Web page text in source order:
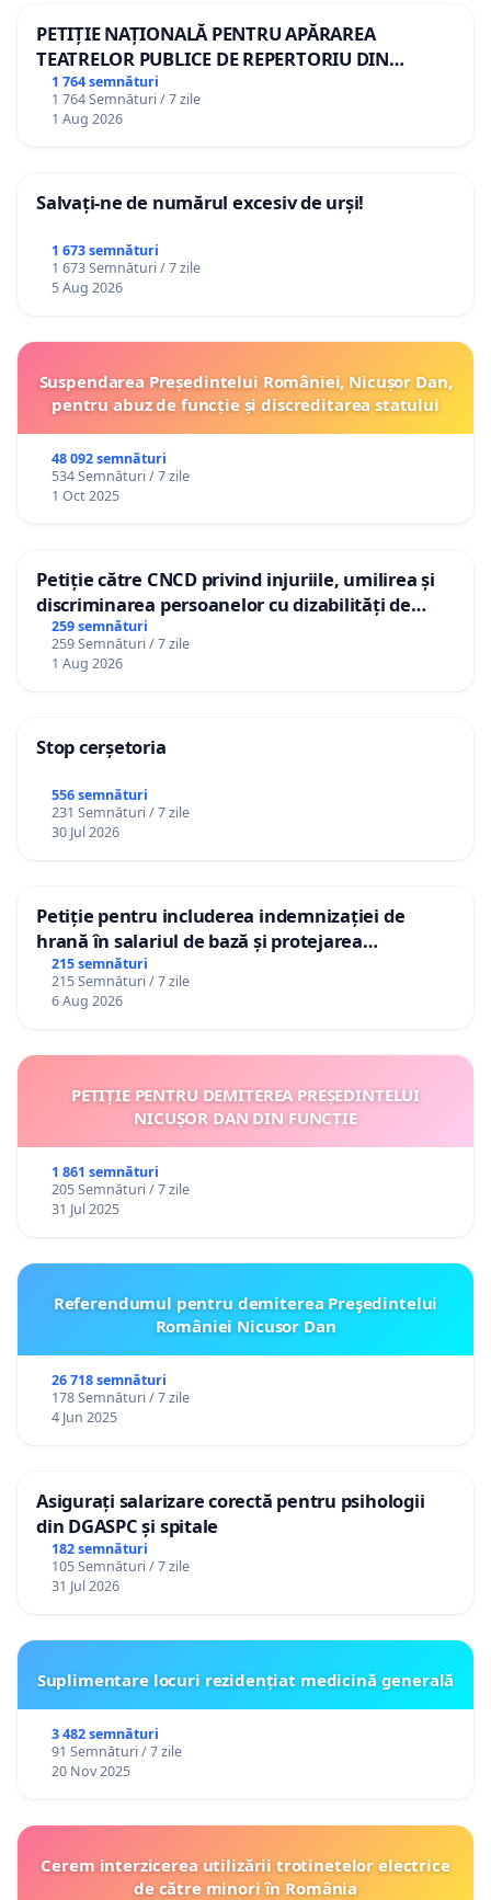
PETIȚIE NAȚIONALĂ PENTRU APĂRAREA
TEATRELOR PUBLICE DE REPERTORIU DIN
ROMÂNIA
1 764 semnături
1 764 Semnături / 7 zile
1 Aug 2026
Salvați-ne de numărul excesiv de urși!
1 673 semnături
1 673 Semnături / 7 zile
5 Aug 2026
Suspendarea Președintelui României, Nicușor Dan,
pentru abuz de funcție și discreditarea statului
48 092 semnături
534 Semnături / 7 zile
1 Oct 2025
Petiție către CNCD privind injuriile, umilirea și
discriminarea persoanelor cu dizabilități de
către utilizatorul TikTok „Gorici”
259 semnături
259 Semnături / 7 zile
1 Aug 2026
Stop cerșetoria
556 semnături
231 Semnături / 7 zile
30 Jul 2026
Petiție pentru includerea indemnizației de
hrană în salariul de bază și protejarea
gradațiilor de vechime pentru asistenții
personali
215 semnături
215 Semnături / 7 zile
6 Aug 2026
PETIȚIE PENTRU DEMITEREA PREȘEDINTELUI
NICUȘOR DAN DIN FUNCȚIE
1 861 semnături
205 Semnături / 7 zile
31 Jul 2025
Referendumul pentru demiterea Preşedintelui
României Nicusor Dan
26 718 semnături
178 Semnături / 7 zile
4 Jun 2025
Asigurați salarizare corectă pentru psihologii
din DGASPC și spitale
182 semnături
105 Semnături / 7 zile
31 Jul 2026
Suplimentare locuri rezidențiat medicină generală
3 482 semnături
91 Semnături / 7 zile
20 Nov 2025
Cerem interzicerea utilizării trotinetelor electrice
de către minori în România